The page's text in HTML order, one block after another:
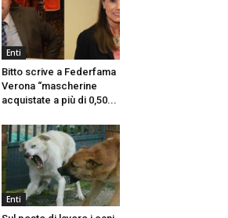
Enti
Bitto scrive a Federfama
Verona “mascherine
acquistate a più di 0,50...
Enti